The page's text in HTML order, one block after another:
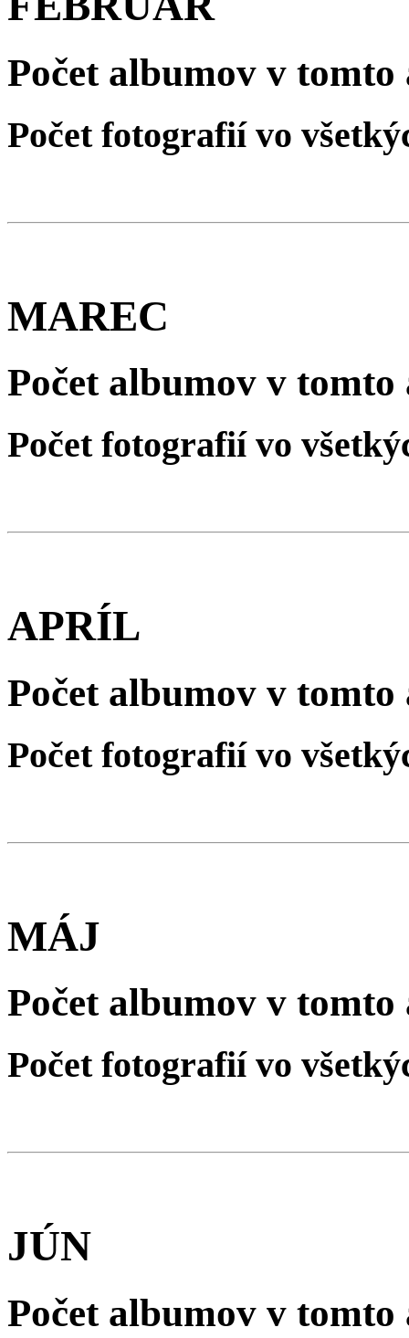
Počet albumov v
Počet fotografií vo
MAREC
Počet albumov v
Počet fotografií vo
APRÍL
Počet albumov v
Počet fotografií vo
MÁJ
Počet albumov v
Počet fotografií vo
JÚN
Počet albumov v